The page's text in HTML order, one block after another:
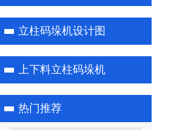
立柱码垛机设计图
上下料立柱码垛机
热门推荐